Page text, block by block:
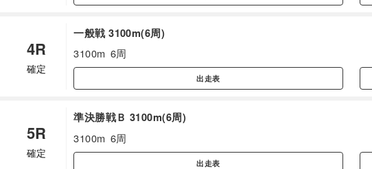
4R
確定
一般戦 3100m(6周)
3100m 6周
出走表
5R
確定
準決勝戦Ｂ 3100m(6周)
3100m 6周
出走表